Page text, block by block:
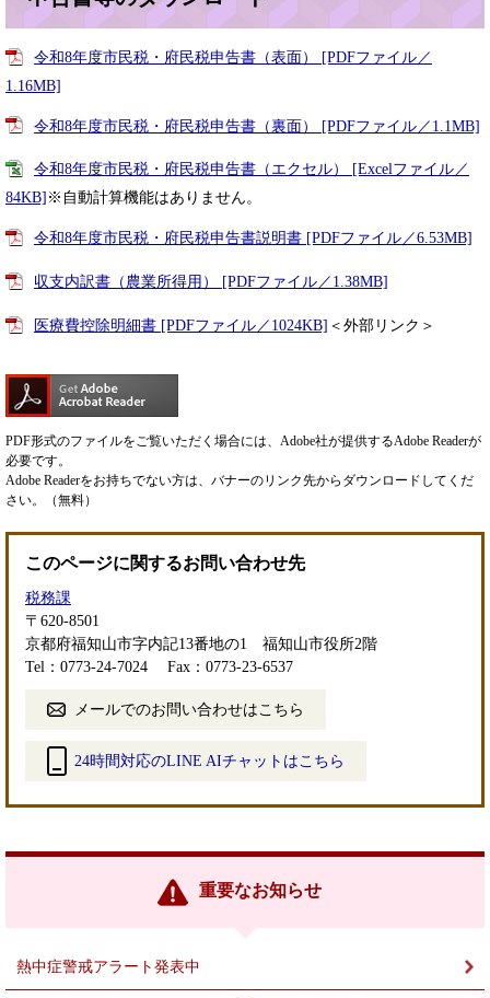
令和8年度市民税・府民税申告書（表面） [PDFファイル／
1.16MB]
令和8年度市民税・府民税申告書（裏面） [PDFファイル／1.1MB]
令和8年度市民税・府民税申告書（エクセル） [Excelファイル／
84KB] ※自動計算機能はありません。
令和8年度市民税・府民税申告書説明書 [PDFファイル／6.53MB]
収支内訳書（農業所得用） [PDFファイル／1.38MB]
医療費控除明細書 [PDFファイル／1024KB] ＜外部リンク＞
PDF形式のファイルをご覧いただく場合には、Adobe社が提供するAdobe Readerが
必要です。
Adobe Readerをお持ちでない方は、バナーのリンク先からダウンロードしてくだ
さい。（無料）
このページに関するお問い合わせ先
税務課
〒620-8501
京都府福知山市字内記13番地の1 福知山市役所2階
Tel：0773-24-7024
Fax：0773-23-6537
メールでのお問い合わせはこちら
24時間対応のLINE AIチャットはこちら
リ
重要なお知らせ
熱中症警戒アラート発表中